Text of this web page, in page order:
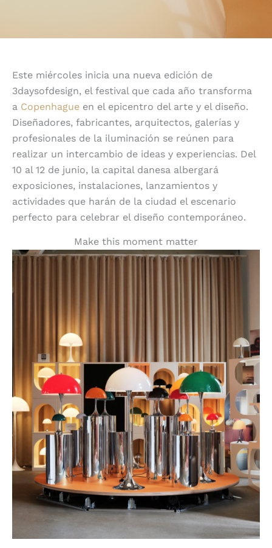
Este miércoles inicia una nueva edición de
3daysofdesign, el festival que cada año transforma
a Copenhague en el epicentro del arte y el diseño.
Diseñadores, fabricantes, arquitectos, galerías y
profesionales de la iluminación se reúnen para
realizar un intercambio de ideas y experiencias. Del
10 al 12 de junio, la capital danesa albergará
exposiciones, instalaciones, lanzamientos y
actividades que harán de la ciudad el escenario
perfecto para celebrar el diseño contemporáneo.
Make this moment matter